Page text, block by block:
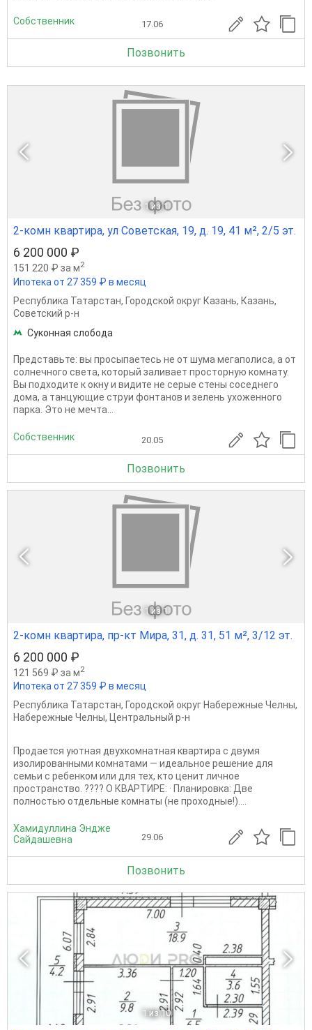
Собственник 17.06
Позвонить
1 из 1
2-комн квартира, ул Советская, 19, д. 19, 41 м², 2/5 эт.
6 200 000 ₽
151 220 ₽ за м2
Ипотека от 27 359 ₽ в месяц
Республика Татарстан, Городской округ Казань, Казань,
Советский р-н
Суконная слобода
Представьте: вы просыпаетесь не от шума мегаполиса, а от
солнечного света, который заливает просторную комнату.
Вы подходите к окну и видите не серые стены соседнего
дома, а танцующие струи фонтанов и зелень ухоженного
парка. Это не мечта...
Собственник 20.05
Позвонить
1 из 1
2-комн квартира, пр-кт Мира, 31, д. 31, 51 м², 3/12 эт.
6 200 000 ₽
121 569 ₽ за м2
Ипотека от 27 359 ₽ в месяц
Республика Татарстан, Городской округ Набережные Челны,
Набережные Челны, Центральный р-н
Продается уютная двухкомнатная квартира с двумя
изолированными комнатами — идеальное решение для
семьи с ребенком или для тех, кто ценит личное
пространство. ???? О КВАРТИРЕ: · Планировка: Две
полностью отдельные комнаты (не проходные!)....
Хамидуллина Эндже
Сайдашевна
29.06
Позвонить
1 из 10